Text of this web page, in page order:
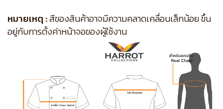
หมายเหตุ :สีของสินค้าอาจมีความคลาดเคลื่อนเล็กน้อย ขึ้น
อยู่กับการตั้งค่าหน้าจอของผู้ใช้งาน